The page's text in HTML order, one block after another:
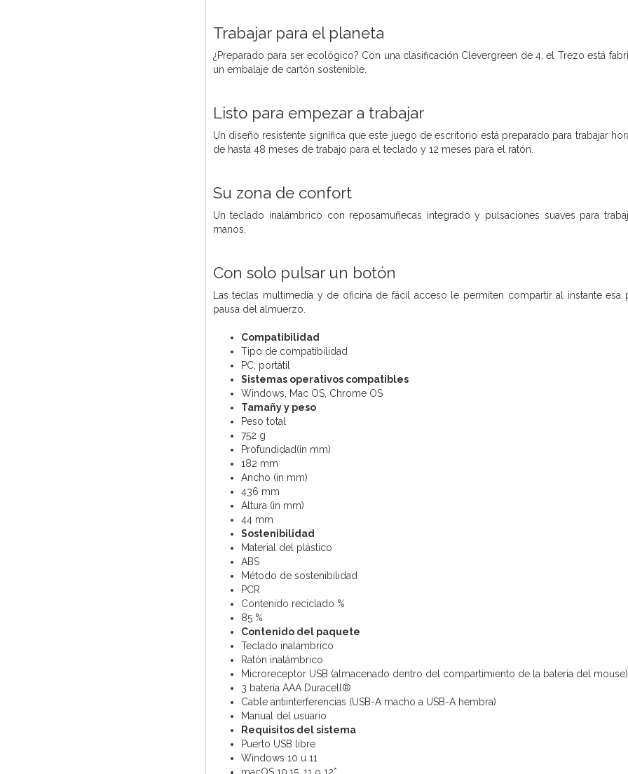
Trabajar para el planeta
¿Preparado para ser ecológico? Con una clasificación Clevergreen de 4, el Trezo está
un embalaje de cartón sostenible.
Listo para empezar a trabajar
Un diseño resistente significa que este juego de escritorio está preparado para trabajar
de hasta 48 meses de trabajo para el teclado y 12 meses para el ratón.
Su zona de confort
Un teclado inalámbrico con reposamuñecas integrado y pulsaciones suaves para
manos.
Con solo pulsar un botón
Las teclas multimedia y de oficina de fácil acceso le permiten compartir al instante
pausa del almuerzo.
Compatibilidad
Tipo de compatibilidad
PC, portátil
Sistemas operativos compatibles
Windows, Mac OS, Chrome OS
Tamañy y peso
Peso total
752 g
Profundidad(in mm)
182 mm
Ancho (in mm)
436 mm
Altura (in mm)
44 mm
Sostenibilidad
Material del plástico
ABS
Método de sostenibilidad
PCR
Contenido reciclado %
85 %
Contenido del paquete
Teclado inalámbrico
Ratón inalámbrico
Microreceptor USB (almacenado dentro del compartimiento de la batería del mouse)
3 batería AAA Duracell®
Cable antiinterferencias (USB-A macho a USB-A hembra)
Manual del usuario
Requisitos del sistema
Puerto USB libre
Windows 10 u 11